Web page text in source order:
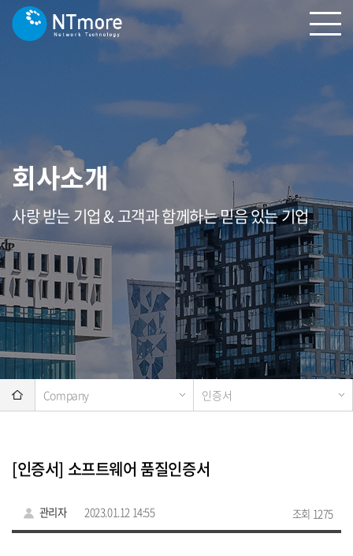
회사소개
사랑 받는 기업 & 고객과 함께하는 믿음 있는 기업
Company 인증서
[인증서] 소프트웨어 품질인증서
관리자 2023.01.12 14:55 조회 1275